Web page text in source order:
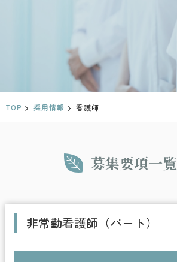
TOP 採用情報 看護師
募集要項一覧
非常勤看護師（パート）